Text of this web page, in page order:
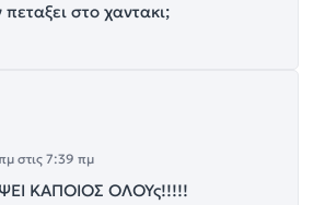
στο χαντακι;
στις 7:39 πμ
ΚΑΠΟΙΟΣ ΟΛΟΥς!!!!!